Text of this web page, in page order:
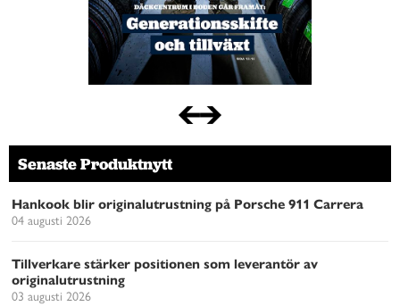
Senaste Produktnytt
Hankook blir originalutrustning på Porsche 911 Carrera
04 augusti 2026
Tillverkare stärker positionen som leverantör av
originalutrustning
03 augusti 2026